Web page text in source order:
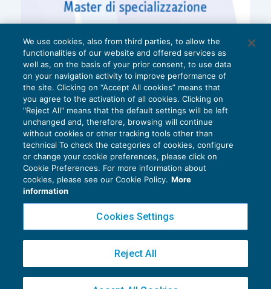
Privacy Policy
Cookie Policy
Copyright 2016 ©Gruppo Euroconference S.p.A.v2.32.3
Piazza Luigi Einaudi, 10N01 - 20124 Milano - info@ecnews.it
We use cookies, also from third parties, to allow the
functionalities of our website and offered services as
well as, on the basis of your prior consent, to use data
on your navigation activity to improve performance of
the site. Clicking on “Accept All cookies” means that
you agree to the activation of all cookies. Clicking on
"Reject All" means that the default settings will be left
unchanged and, therefore, browsing will continue
without cookies or other tracking tools other than
technical To check the categories of cookies, configure
or change your cookie preferences, please click on
Cookie Preferences. For more information about
cookies, please see our Cookie Policy. More
information
Cookies Settings
Reject All